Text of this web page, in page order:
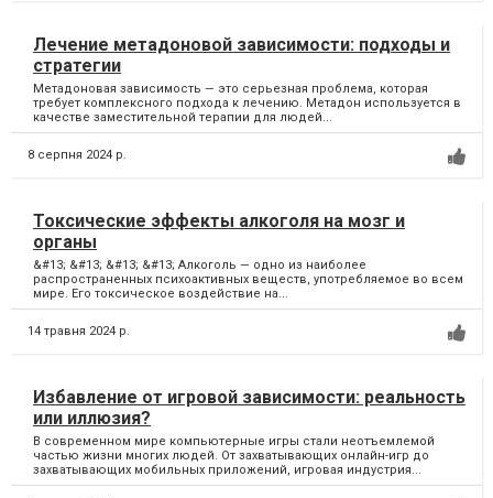
Лечение метадоновой зависимости: подходы и
стратегии
Метадоновая зависимость — это серьезная проблема, которая
требует комплексного подхода к лечению. Метадон используется в
качестве заместительной терапии для людей...
8 серпня 2024 р.
Токсические эффекты алкоголя на мозг и
органы
&#13; &#13; &#13; &#13; Алкоголь — одно из наиболее
распространенных психоактивных веществ, употребляемое во всем
мире. Его токсическое воздействие на...
14 травня 2024 р.
Избавление от игровой зависимости: реальность
или иллюзия?
В современном мире компьютерные игры стали неотъемлемой
частью жизни многих людей. От захватывающих онлайн-игр до
захватывающих мобильных приложений, игровая индустрия...